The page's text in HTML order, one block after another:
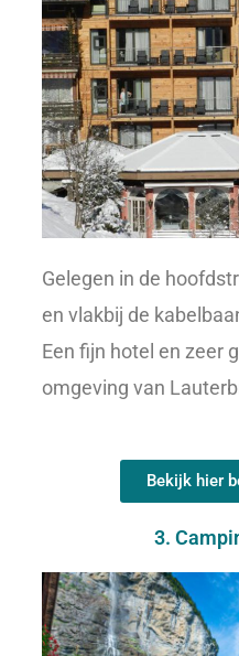
Gelegen in de
en vlakbij de
Een fijn hotel en zeer
omgeving van
Bekijk hier
3.